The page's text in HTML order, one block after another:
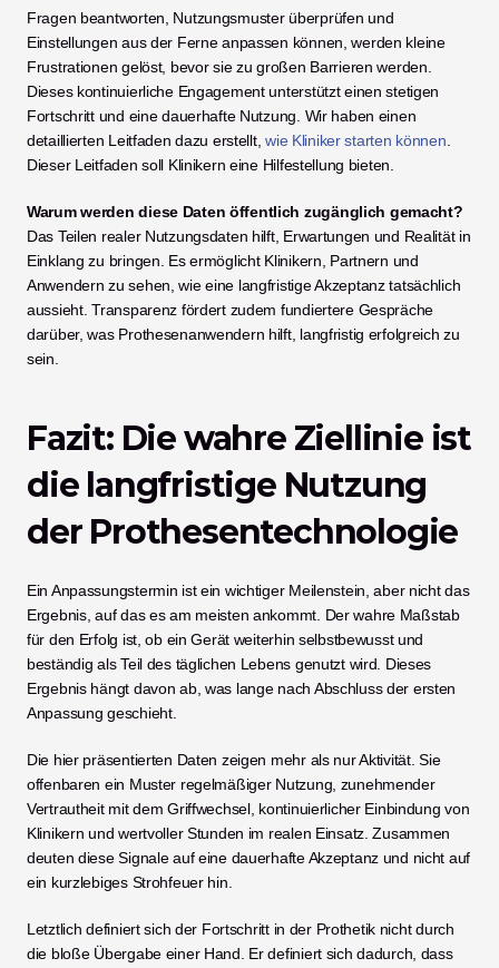
Fragen beantworten, Nutzungsmuster überprüfen und
Einstellungen aus der Ferne anpassen können, werden kleine
Frustrationen gelöst, bevor sie zu großen Barrieren werden.
Dieses kontinuierliche Engagement unterstützt einen stetigen
Fortschritt und eine dauerhafte Nutzung. Wir haben einen
detaillierten Leitfaden dazu erstellt, wie Kliniker starten können
Dieser Leitfaden soll Klinikern eine Hilfestellung bieten.
Warum werden diese Daten öffentlich zugänglich gemacht?
Das Teilen realer Nutzungsdaten hilft, Erwartungen und Realität in
Einklang zu bringen. Es ermöglicht Klinikern, Partnern und
Anwendern zu sehen, wie eine langfristige Akzeptanz tatsächlich
aussieht. Transparenz fördert zudem fundiertere Gespräche
darüber, was Prothesenanwendern hilft, langfristig erfolgreich zu
sein.
Fazit: Die wahre Ziellinie ist
die langfristige Nutzung
der Prothesentechnologie
Ein Anpassungstermin ist ein wichtiger Meilenstein, aber nicht das
Ergebnis, auf das es am meisten ankommt. Der wahre Maßstab
für den Erfolg ist, ob ein Gerät weiterhin selbstbewusst und
beständig als Teil des täglichen Lebens genutzt wird. Dieses
Ergebnis hängt davon ab, was lange nach Abschluss der ersten
Anpassung geschieht.
Die hier präsentierten Daten zeigen mehr als nur Aktivität. Sie
offenbaren ein Muster regelmäßiger Nutzung, zunehmender
Vertrautheit mit dem Griffwechsel, kontinuierlicher Einbindung von
Klinikern und wertvoller Stunden im realen Einsatz. Zusammen
deuten diese Signale auf eine dauerhafte Akzeptanz und nicht auf
ein kurzlebiges Strohfeuer hin.
Letztlich definiert sich der Fortschritt in der Prothetik nicht durch
die bloße Übergabe einer Hand. Er definiert sich dadurch, dass